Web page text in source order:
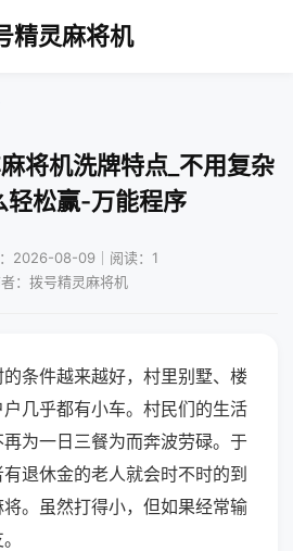
精灵麻将机
将机洗牌特点_不用复杂
轻松赢-万能程序
2026-08-09｜阅读：1
：拨号精灵麻将机
条件越来越好，村里别墅、楼
几乎都有小车。村民们的生活
为一日三餐为而奔波劳碌。于
退休金的老人就会时不时的到
。虽然打得小，但如果经常输